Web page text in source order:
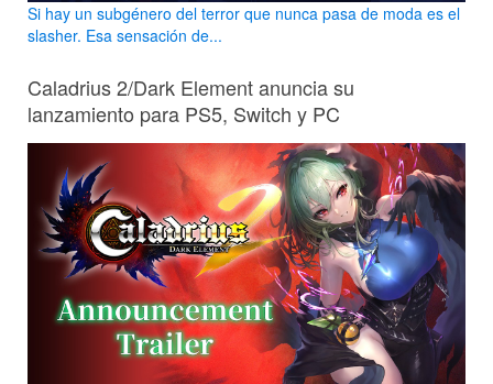
Si hay un subgénero del terror que nunca pasa de moda es el
slasher. Esa sensación de...
Caladrius 2/Dark Element anuncia su
lanzamiento para PS5, Switch y PC